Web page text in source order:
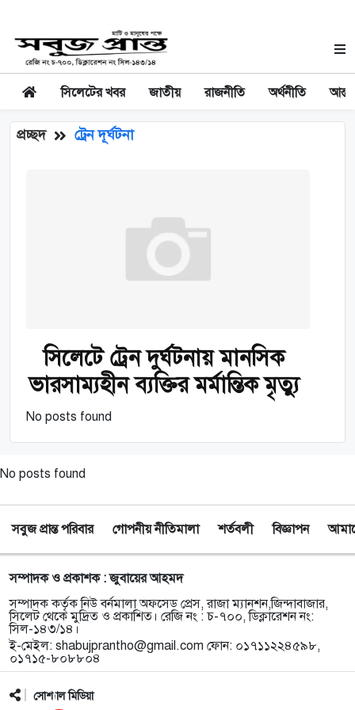
সিলেটের খবর জাতীয় রাজনীতি অর্থনীতি
প্রচ্ছদ ট্রেন দূর্ঘটনা
সিলেটে ট্রেন দুর্ঘটনায় মানসিক
ভারসাম্যহীন ব্যক্তির মর্মান্তিক মৃত্যু
No posts found
No posts found
সবুজ প্রান্ত পরিবার গোপনীয় নীতিমালা শর্তবলী বিজ্ঞাপন
সম্পাদক ও প্রকাশক : জুবায়ের আহমদ
সম্পাদক কর্তৃক নিউ বর্নমালা অফসেড প্রেস, রাজা ম্যানশন,জিন্দাবাজার,
সিলেট থেকে মুদ্রিত ও প্রকাশিত। রেজি নং : চ-৭০০, ডিক্লারেশন নং:
সিল-১৪৩/১৪।
ই-মেইল: shabujprantho@gmail.com ফোন: ০১৭১১২২৪৫৯৮,
০১৭১৫-৮০৮৮০৪
সোশ্যাল মিডিয়া